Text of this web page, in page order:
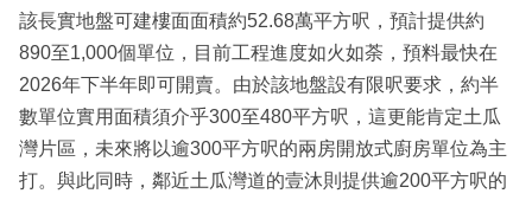
該長實地盤可建樓面面積約52.68萬平方呎，預計提供約
890至1,000個單位，目前工程進度如火如荼，預料最快在
2026年下半年即可開賣。由於該地盤設有限呎要求，約半
數單位實用面積須介乎300至480平方呎，這更能肯定土瓜
灣片區，未來將以逾300平方呎的兩房開放式廚房單位為主
打。與此同時，鄰近土瓜灣道的壹沐則提供逾200平方呎的